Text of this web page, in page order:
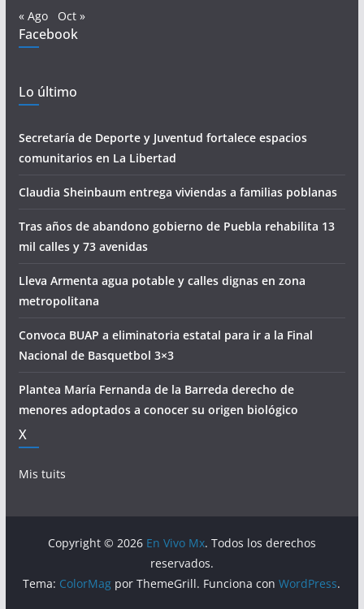
« Ago Oct »
Facebook
Lo último
Secretaría de Deporte y Juventud fortalece espacios
comunitarios en La Libertad
Claudia Sheinbaum entrega viviendas a familias poblanas
Tras años de abandono gobierno de Puebla rehabilita 13
mil calles y 73 avenidas
Lleva Armenta agua potable y calles dignas en zona
metropolitana
Convoca BUAP a eliminatoria estatal para ir a la Final
Nacional de Basquetbol 3×3
Plantea María Fernanda de la Barreda derecho de
menores adoptados a conocer su origen biológico
X
Mis tuits
Copyright © 2026 En Vivo Mx. Todos los derechos
reservados.
Tema: ColorMag por ThemeGrill. Funciona conWordPress.